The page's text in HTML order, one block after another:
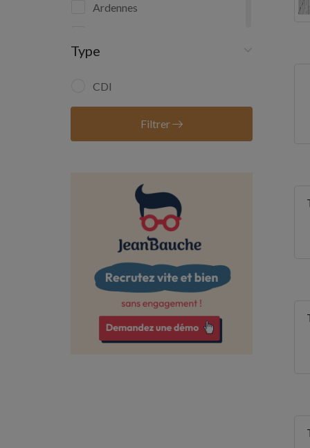
Ardennes
Aube
Aude
Bas-Rhin
Calvados
Charente
Charente-Maritime
Corrèze
Type
CDI
Filtrer